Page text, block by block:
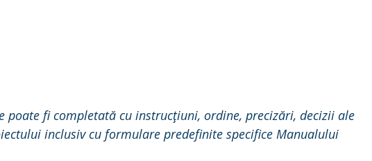
poate fi completată cu instrucțiuni, ordine, precizări, decizii ale
inclusiv cu formulare predefinite specifice Manualului